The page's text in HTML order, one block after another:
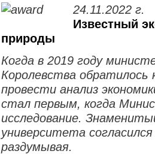
24.11.2022 г.
Известный
природы
Когда в 2019 году
Королевства обратилось
провести анализ
стал первым, когда
исследование.
университета
раздумывая.